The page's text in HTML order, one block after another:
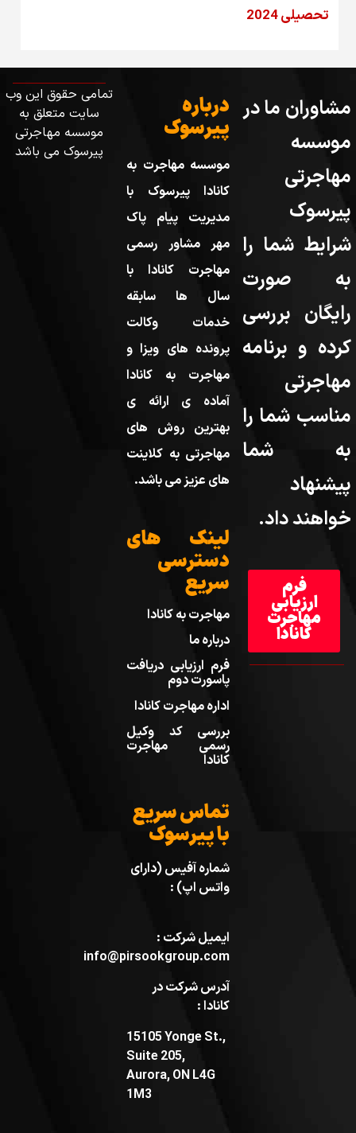
تحصیلی 2024
مشاوران ما در
موسسه
مهاجرتی
پیرسوک
شرایط شما را
به صورت
رایگان بررسی
کرده و برنامه
مهاجرتی
مناسب شما را
به شما
پیشنهاد
خواهند داد.
فرم
ارزیابی
مهاجرت
کانادا
درباره
پیرسوک
موسسه مهاجرت به
کانادا پیرسوک با
مدیریت پیام پاک
مهر مشاور رسمی
مهاجرت کانادا با
سال ها سابقه
خدمات وکالت
پرونده های ویزا و
مهاجرت به کانادا
آماده ی ارائه ی
بهترین روش های
مهاجرتی به کلاینت
های عزیز می باشد.
لینک های
دسترسی
سریع
مهاجرت به کانادا
درباره ما
فرم ارزیابی دریافت
پاسورت دوم
اداره مهاجرت کانادا
بررسی کد وکیل
رسمی مهاجرت
کانادا
تماس سریع
با پیرسوک
شماره آفیس (دارای
واتس اپ) :
ایمیل شرکت :
info@pirsookgroup.com
آدرس شرکت در
کانادا :
15105 Yonge St.,
Suite 205,
Aurora, ON L4G
1M3
تمامی حقوق این وب
سایت متعلق به
موسسه مهاجرتی
پیرسوک می باشد